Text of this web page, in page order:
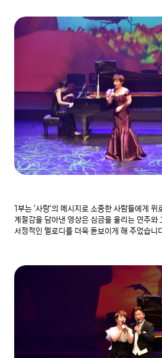
1부는 ‘사랑’의 메시지로 소중한 사람들에게
계절감을 담아낸 영상은 심금을 울리는 연주와
서정적인 멜로디를 더욱 돋보이게 해 주었습니